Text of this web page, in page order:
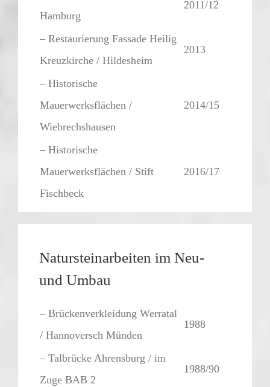
Hamburg
2011/12
– Restaurierung Fassade Heilig
Kreuzkirche / Hildesheim
2013
– Historische
Mauerwerksflächen /
Wiebrechshausen
2014/15
– Historische
Mauerwerksflächen / Stift
Fischbeck
2016/17
Natursteinarbeiten im Neu-
und Umbau
– Brückenverkleidung Werratal
/ Hannoversch Münden
1988
– Talbrücke Ahrensburg / im
Zuge BAB 2
1988/90